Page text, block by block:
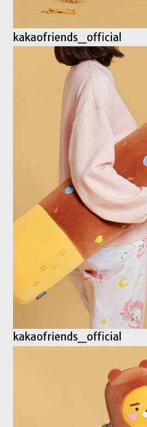
kakaofriends_official
kakaofriends_official